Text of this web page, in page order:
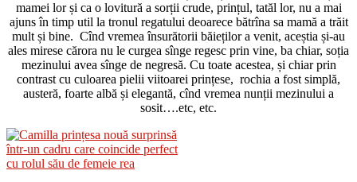
mamei lor și ca o lovitură a sorții crude, prințul, tatăl lor, nu a mai
ajuns în timp util la tronul regatului deoarece bătrîna sa mamă a trăit
mult și bine. Cînd vremea însurătorii băieților a venit, aceștia și-au
ales mirese cărora nu le curgea sînge regesc prin vine, ba chiar, soția
mezinului avea sînge de negresă. Cu toate acestea, și chiar prin
contrast cu culoarea pielii viitoarei prințese, rochia a fost simplă,
austeră, foarte albă și elegantă, cînd vremea nunții mezinului a
sosit….etc, etc.